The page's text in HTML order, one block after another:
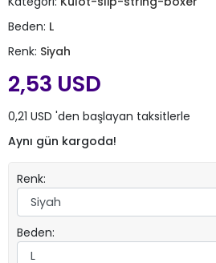
Beden: L
Renk: Siyah
2,53 USD
0,21 USD 'den başlayan taksitlerle
Aynı gün kargoda!
Renk:
Beden: